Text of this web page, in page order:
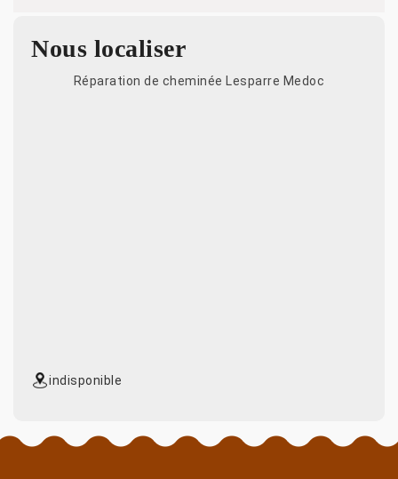
Nous localiser
Réparation de cheminée Lesparre Medoc
indisponible